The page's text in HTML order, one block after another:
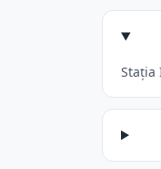
Stația